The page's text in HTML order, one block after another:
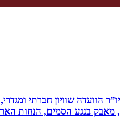
הוועדה שוויון חברתי
מאבק בנגע הסמים, הנחות